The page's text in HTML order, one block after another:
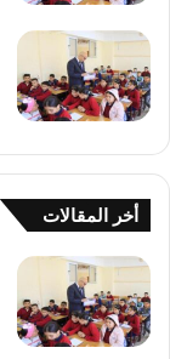
أخر المقالات